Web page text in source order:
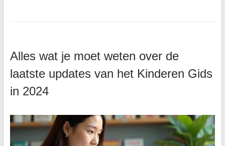
Alles wat je moet weten over de
laatste updates van het Kinderen Gids
in 2024